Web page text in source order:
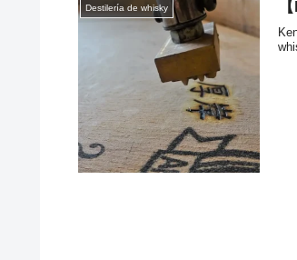
Destilería de whisky